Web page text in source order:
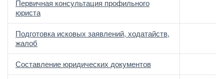
Первичная консультация профильного
юриста
Подготовка исковых заявлений, ходатайств,
жалоб
Составление юридических документов